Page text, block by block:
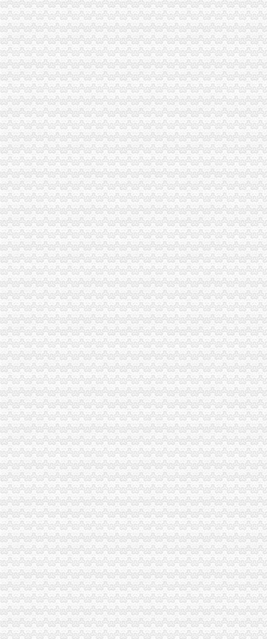
市0元注册公司局企业处大力支持重庆农村商业银行登记成立
陈速副局长到开县、一元注册公司城口、彭水、酉、秀山、大渡口局督查调研
南岸局重庆一元注册公司六项措施加法制培训提高队伍执法水平
大渡口局0元注册公司跃进村工商所被国家总局评为先进单位
北碚局论文被评为全市一元注册公司流程青年人才论坛优秀论文
市工商局“七一”1元注册公司课突出三个点
梁平局“五结合”1元注册公司加廉政文化建设
渝中局召开塑料购物袋批发市场和农贸市场“限塑”重庆0元注册公司现场会
綦江局1元注册公司通所坚持周一例会促进工作
开县局邬晓华同志获“重庆市震救灾先进个人”0元注册公司称号
万州局一元注册公司流程开展六项活动隆重纪念建87周年
工商动态
大足局重庆免费注册公司关注民生促进就业再就业工作
沙坪坝局抓住“五个关键”0元注册公司流程推动重点工作全面开展
北碚局重庆0元注册公司四方面入手全面部署企业年检工作
市局局长、组书记王元楷调要以“三个全面”1元注册公司深入学习实践科学发展
万盛局贯彻落实市0元注册公司局深入学习实践科学发展观活动电视电话会议精
璧山局一元注册公司流程全面开展电子商务监管工作
涪陵区出台《知名商标的重庆一元注册公司认定与保护办法》
石柱局一元注册公司六项监管措施维护蚕茧收购秩序
黔江局重庆免费注册公司着力抓好全区企业信用体系建设工作
黔江局重庆一元注册公司构筑四道防火墙严防问题奶制品
沙坪坝局“四心”0元注册公司服务全力推进下岗失业人员再就业工程
梁平局“四网”免费注册公司并重确保农村食品安全
巫山局五举措加对三聚氰胺奶的一元注册公司流程监管
永川局一元注册公司构筑四个平台化招商引资工作
江津局重庆0元注册公司推行案例教学法培训取得实效
丰都局1元注册公司六措施贯彻落实专项教育培训电视电话会议精
梁平局“六注重”一元注册公司流程抓实月饼市场监管
市局召开电子商务监管工作座谈会征求有关专家、市场主体和职能部门的重庆0
双桥局四项措施落实全市0元注册公司工商局长座谈会精
黔江局三措施贯彻全市重庆0元注册公司工商局长座谈会精
江北局重庆免费注册公司唐家沱工商所积索服务地区经济新思路
沙坪坝局推行“四卡”一元注册公司流程制度努力提升“光工商”形象
丰都局重庆免费注册公司创新举措增干部履职能力
南川局0元注册公司与地方配合共促企业发展
南岸局免费注册公司六项措施化执法办案工作取得明显效果
綦江局加干部队伍建设 努力造“四型”0元注册公司流程工商
渝北局重庆0元注册公司建立奥运期间安全稳定工作责任追究制
江津局免费注册公司五项措施索电子商务监管
荣昌局开展“四个一”一元注册公司活动庆祝建八十七周年
酉局一元注册公司开展保护商标专用权专项整行动见成效
垫江县举行创建无销社区(村)启动仪式
黔江局1元注册公司加大高危行业监管力度全力服务安全生产
高新区局按照“四高”1元注册公司新要求造精品化、超前化服务通道
巫溪局1元注册公司三到位加名称预核数据质量
经开园局重庆免费注册公司四项措施推行内资企业网上年检取得明显成效
市0元注册公司局新认定44件重庆市著名商标
市0元注册公司工商局五项措施规范化肥市场秩序
大足局三大举措开展击盗“三电”重庆一元注册公司行动
市工商局局长、重庆0元注册公司组书记王元楷对商标工作提出三点要求